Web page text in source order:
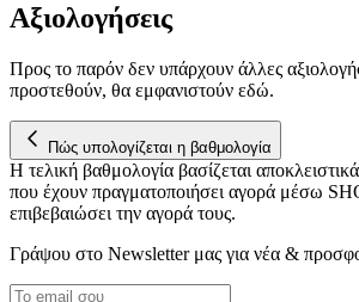
Αξιολογήσεις
Προς το παρόν δεν υπάρχουν άλλες
προστεθούν, θα εμφανιστούν εδώ.
Πώς υπολογίζεται η βαθμολογία
Η τελική βαθμολογία βασίζεται
που έχουν πραγματοποιήσει αγορά μέσω
επιβεβαιώσει την αγορά τους.
Γράψου στο Νewsletter μας για νέα &